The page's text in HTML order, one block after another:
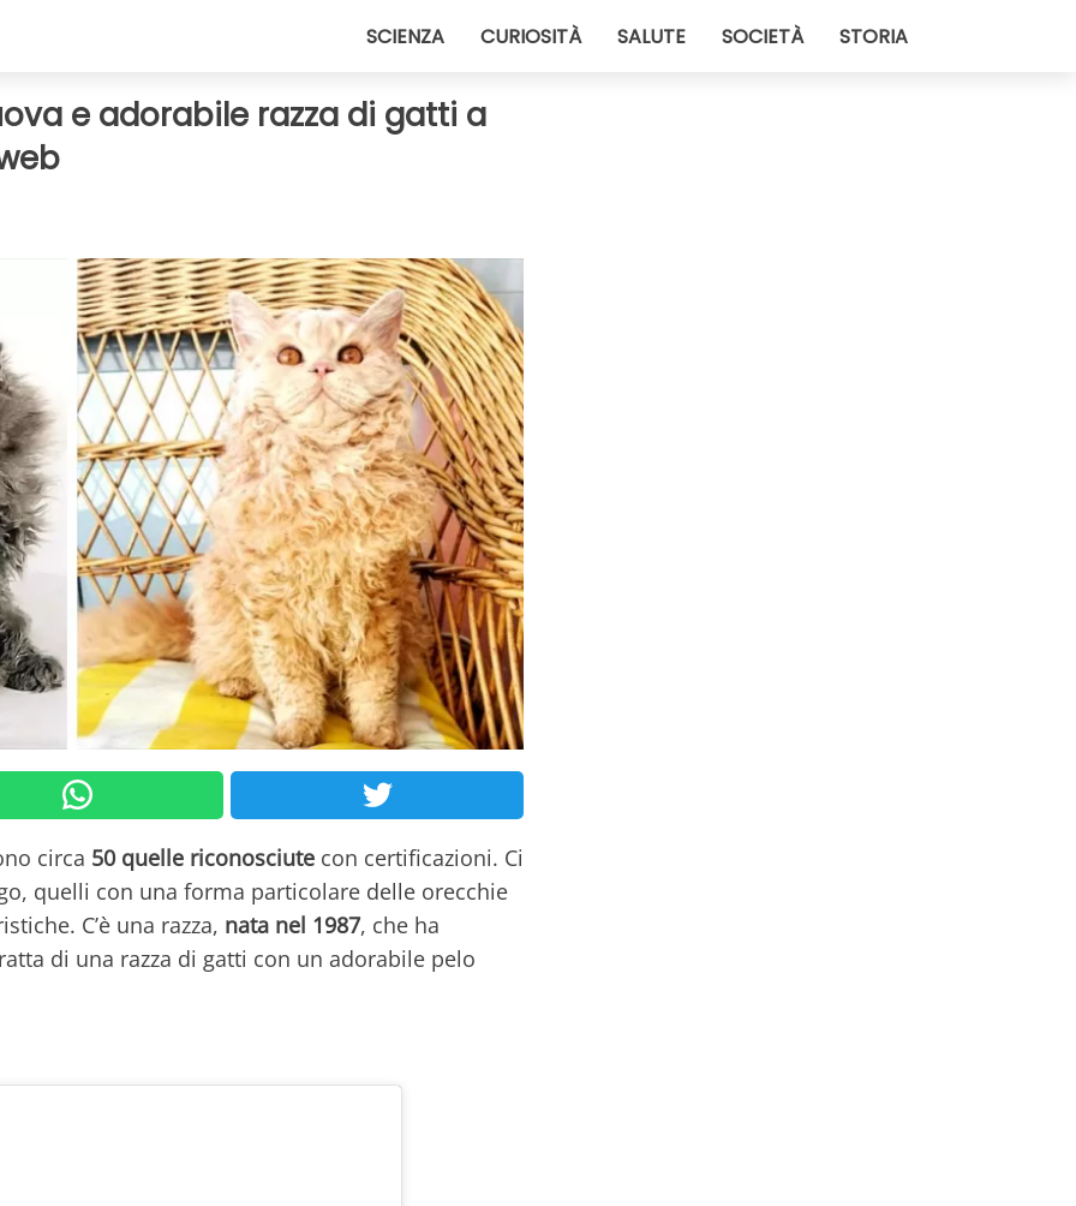
SCIENZA CURIOSITÀ SALUTE SOCIETÀ STORIA
e adorabile razza di gatti a
circa 50 quelle riconosciute con certificazioni. Ci
quelli con una forma particolare delle orecchie
C’è una razza, nata nel 1987, che ha
di una razza di gatti con un adorabile pelo